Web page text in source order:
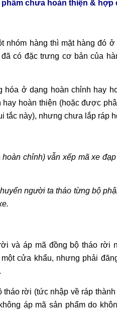
phẩm chưa hoàn thiện & hợp
nhóm hàng thì mặt hàng đó
có đặc trưng cơ bản của
ở dạng hoàn chỉnh hay
hoàn thiện (hoặc được
tắc này), nhưng chưa lắp ráp
chỉnh) vẫn xếp mã xe
người ta tháo từng bộ
và áp mã đồng bộ tháo rời
cửa khẩu, nhưng phải
rời (tức nhập về ráp
áp mã sản phẩm do